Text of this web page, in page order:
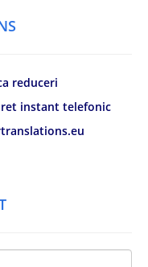
reduceri
instant telefonic